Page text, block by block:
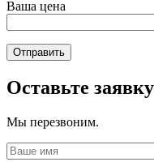
Ваша цена
Отправить
Оставьте
Мы перезвоним.